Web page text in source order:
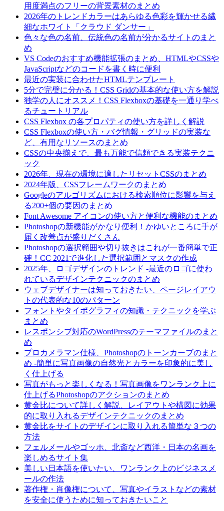
用度満点のフリーの背景素材のまとめ
2026年のトレンドカラーはあらゆる色彩を輝かせる繊
細なホワイト「クラウド ダンサー」
色々な色の名前、伝統色の名前が分かるサイトのまと
め
VS Codeのおすすめ機能拡張のまとめ、HTMLやCSSや
JavaScriptなどのコードを書く時に便利
最近の実装に合わせたHTMLテンプレート
5分で完璧に分かる！CSS Gridの基本的な使い方を解説
独学の人にオススメ！CSS Flexboxの基礎を一通り学べ
るチュートリアル
CSS Flexbox の各プロパティの使い方を詳しく解説
CSS Flexboxの使い方・バグ情報・グリッドの実装な
ど、有用なリソースのまとめ
CSSの中央揃えで、最も万能で信頼できる実装テクニ
ック
2026年、現在の環境に適したリセットCSSのまとめ
2024年版、CSSフレームワークのまとめ
Googleのアルゴリズムにおける検索順位に影響を与え
る200+個の要因のまとめ
Font Awesome アイコンの使い方と便利な機能のまとめ
Photoshopの新機能がかなり便利！かゆいところに手が
届く改善点が盛りだくさん
Photoshopの選択範囲や切り抜きはこれが一番簡単で正
確！CC 2021で進化した選択範囲とマスクの作成
2025年、ロゴデザインのトレンド -最近のロゴに使わ
れているデザインテクニックのまとめ
ウェブデザイナーは知っておきたい、ページレイアウ
トの代表的な10のパターン
フォントやタイポグラフィの知識・テクニックを学ぶ
まとめ
レスポンシブ対応のWordPressのテーマファイルのまと
め
プロカメラマン仕様、Photoshopのトーンカーブのまと
め -簡単に写真画像の自然光とカラーを印象的に美し
く仕上げる
写真がもっと楽しくなる！写真画像をワンランク上に
仕上げるPhotoshopのアクションのまとめ
黄金比について詳しく解説、レイアウトや構図に効果
的に取り入れるデザインテクニックのまとめ
黄金比をサイトのデザインに取り入れる簡単な３つの
方法
フェルメールやゴッホ、北斎など西洋・日本の名画を
楽しめるサイト集
美しい日本語を使いたい、ワンランク上のビジネスメ
ールの作法
著作権・肖像権について、写真やイラストなどの素材
を安全に使うために知っておきたいこと